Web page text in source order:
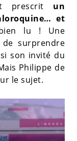
prescrit un
et
lu ! Une
surprendre
son invité du
Philippe de
le sujet.